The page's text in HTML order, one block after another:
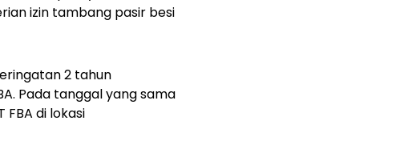
izin tambang pasir besi
2 tahun
Pada tanggal yang sama
di lokasi